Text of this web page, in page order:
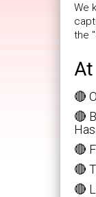
We
the
🔴
🔴
🔴
🔴
🔴